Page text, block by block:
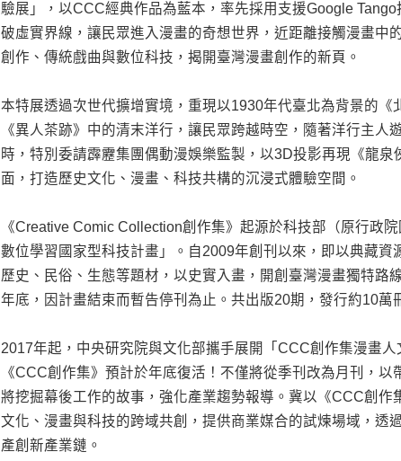
驗展」，以CCC經典作品為藍本，率先採用支援Google
破虛實界線，讓民眾進入漫畫的奇想世界，近距離接觸漫畫中
創作、傳統戲曲與數位科技，揭開臺灣漫畫創作的新頁。
本特展透過次世代擴增實境，重現以1930年代臺北為背景的《
《異人茶跡》中的清末洋行，讓民眾跨越時空，隨著洋行主人
時，特別委請霹靂集團偶動漫娛樂監製，以3D投影再現《龍泉
面，打造歷史文化、漫畫、科技共構的沉浸式體驗空間。
《Creative Comic Collection創作集》起源於科技部（原行政
數位學習國家型科技計畫」。自2009年創刊以來，即以典藏資
歷史、民俗、生態等題材，以史實入畫，開創臺灣漫畫獨特路
年底，因計畫結束而暫告停刊為止。共出版20期，發行約10萬
2017年起，中央研究院與文化部攜手展開「CCC創作集漫畫
《CCC創作集》預計於年底復活！不僅將從季刊改為月刊，
將挖掘幕後工作的故事，強化產業趨勢報導。冀以《CCC創作
文化、漫畫與科技的跨域共創，提供商業媒合的試煉場域，透
產創新產業鏈。